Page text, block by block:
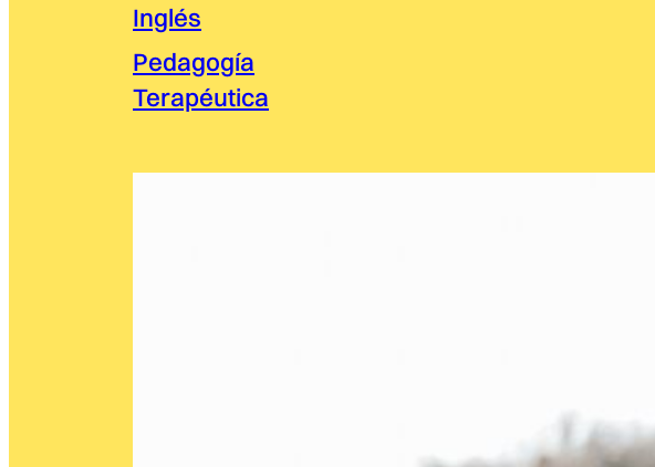
Inglés
Pedagogía
Terapéutica